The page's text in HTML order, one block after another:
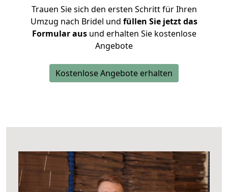
Trauen Sie sich den ersten Schritt für Ihren
Umzug nach Bridel und füllen Sie jetzt das
Formular ausund erhalten Sie kostenlose
Angebote
Kostenlose Angebote erhalten